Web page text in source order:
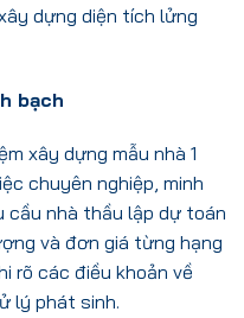
dựng diện tích lửng
bạch
xây dựng mẫu nhà 1
chuyên nghiệp, minh
cầu nhà thầu lập dự toán
và đơn giá từng hạng
rõ các điều khoản về
lý phát sinh.